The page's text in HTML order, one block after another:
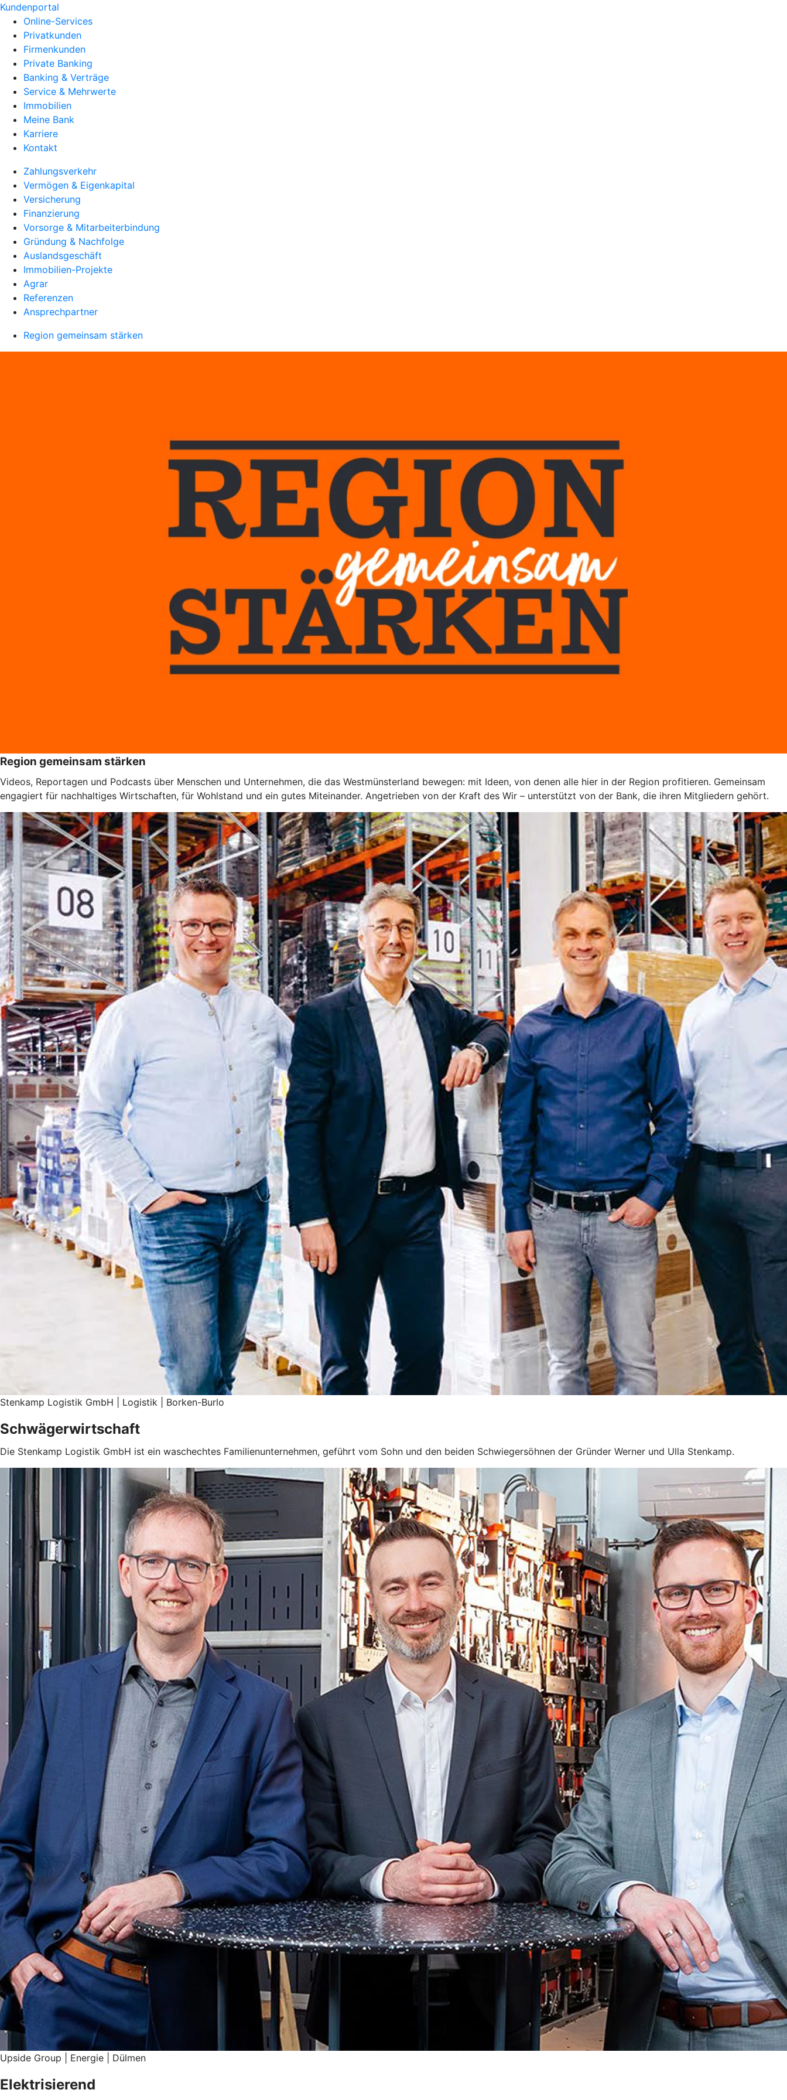
Kundenportal
Online-Services
Privatkunden
Firmenkunden
Private Banking
Banking & Verträge
Service & Mehrwerte
Immobilien
Meine Bank
Karriere
Kontakt
Zahlungsverkehr
Vermögen & Eigenkapital
Versicherung
Finanzierung
Vorsorge & Mitarbeiterbindung
Gründung & Nachfolge
Auslandsgeschäft
Immobilien-Projekte
Agrar
Referenzen
Ansprechpartner
Region gemeinsam stärken
Region gemeinsam stärken
Videos, Reportagen und Podcasts über Menschen und Unternehmen, die das Westmünsterland bewegen: mit Ideen, von denen alle hier in der Region profitieren. Gemeinsam
engagiert für nachhaltiges Wirtschaften, für Wohlstand und ein gutes Miteinander. Angetrieben von der Kraft des Wir – unterstützt von der Bank, die ihren Mitgliedern gehört.
Stenkamp Logistik GmbH | Logistik | Borken-Burlo
Schwägerwirtschaft
Die Stenkamp Logistik GmbH ist ein waschechtes Familienunternehmen, geführt vom Sohn und den beiden Schwiegersöhnen der Gründer Werner und Ulla Stenkamp.
Upside Group | Energie | Dülmen
Elektrisierend